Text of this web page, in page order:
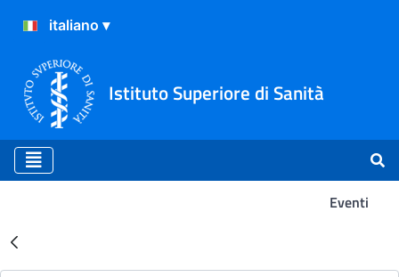
Istituto Superiore di Sanità
Eventi
Risultati della Ricerca -